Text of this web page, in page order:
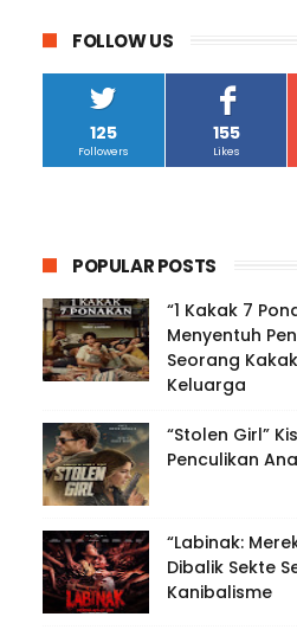
FOLLOW US
125
Followers
155
Likes
POPULAR POSTS
“1 Kakak 7
Menyentuh
Seorang
Keluarga
“Stolen Girl”
Penculikan
“Labinak:
Dibalik Sekte
Kanibalisme